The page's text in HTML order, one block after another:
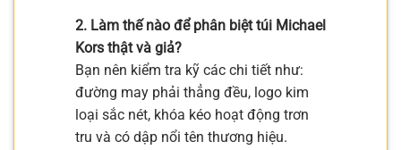
2. Làm thế nào để phân biệt túi Michael
Kors thật và giả?
Bạn nên kiểm tra kỹ các chi tiết như:
đường may phải thẳng đều, logo kim
loại sắc nét, khóa kéo hoạt động trơn
tru và có dập nổi tên thương hiệu.